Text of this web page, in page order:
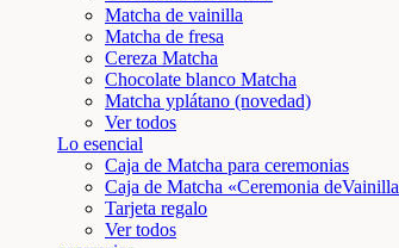
Matcha de vainilla
Matcha de fresa
Cereza Matcha
Chocolate blanco Matcha
Matcha yplátano (novedad)
Ver todos
Lo esencial
Caja de Matcha para ceremonias
Caja de Matcha «Ceremonia deVainilla
Tarjeta regalo
Ver todos